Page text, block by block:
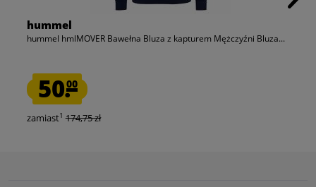
hummel
hummel hmlMOVER Bawełna Bluza z kapturem Mężczyźni Bluza...
50.00
zamiast1 174,75 zł